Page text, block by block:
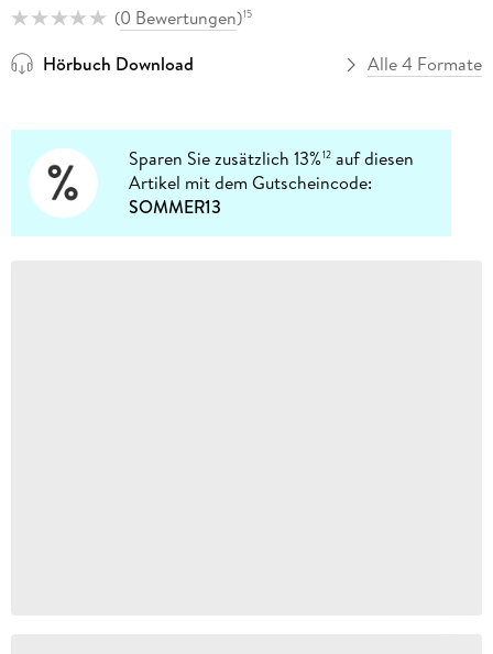
(0 Bewertungen)15
Hörbuch Download Alle 4 Formate
Sparen Sie zusätzlich 13%12 auf diesen
Artikel mit dem Gutscheincode:
SOMMER13